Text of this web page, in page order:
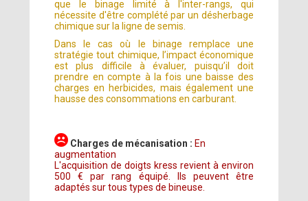
que le binage limité à l'inter-rangs, qui
nécessite d'être complété par un désherbage
chimique sur la ligne de semis.
Dans le cas où le binage remplace une
stratégie tout chimique, l’impact économique
est plus difficile à évaluer, puisqu’il doit
prendre en compte à la fois une baisse des
charges en herbicides, mais également une
hausse des consommations en carburant.
Charges de mécanisation : En
augmentation
L'acquisition de doigts kress revient à environ
500 € par rang équipé. Ils peuvent être
adaptés sur tous types de bineuse.